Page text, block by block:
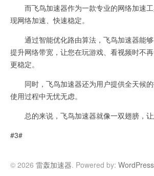
而飞鸟加速器作为一款专业的网络加速工
现网络加速、快速稳定。
通过智能优化路由算法，飞鸟加速器能够
提升网络带宽，让您在玩游戏、看视频时不
更稳定。
同时，飞鸟加速器还为用户提供全天候的
使用过程中无忧无虑。
总的来说，飞鸟加速器就像一双翅膀，让
#3#
© 2026 雷轰加速器. Powered by: WordPress